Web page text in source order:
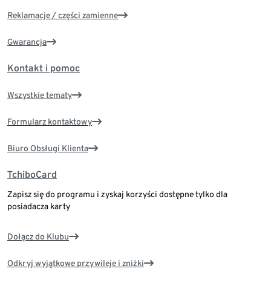
Reklamacje / części zamienne
Gwarancja
Kontakt i pomoc
Wszystkie tematy
Formularz kontaktowy
Biuro Obsługi Klienta
TchiboCard
Zapisz się do programu i zyskaj korzyści dostępne tylko dla
posiadacza karty
Dołącz do Klubu
Odkryj wyjątkowe przywileje i zniżki